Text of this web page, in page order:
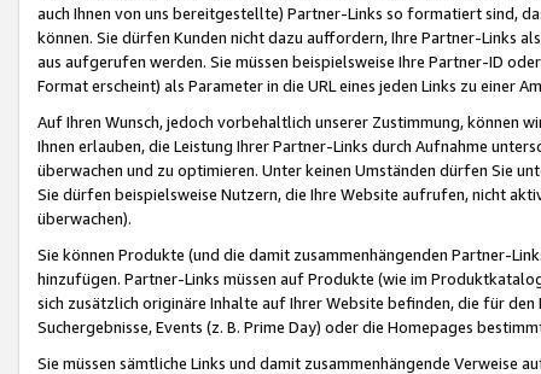
auch Ihnen von uns bereitgestellte) Partner-Links so formatiert sind,
können. Sie dürfen Kunden nicht dazu auffordern, Ihre Partner-Links
aus aufgerufen werden. Sie müssen beispielsweise Ihre Partner-ID
Format erscheint) als Parameter in die URL eines jeden Links zu einer
Auf Ihren Wunsch, jedoch vorbehaltlich unserer Zustimmung, können
Ihnen erlauben, die Leistung Ihrer Partner-Links durch Aufnahme
überwachen und zu optimieren. Unter keinen Umständen dürfen Sie
Sie dürfen beispielsweise Nutzern, die Ihre Website aufrufen, nicht
überwachen).
Sie können Produkte (und die damit zusammenhängenden Partner-
hinzufügen. Partner-Links müssen auf Produkte (wie im
sich zusätzlich originäre Inhalte auf Ihrer Website befinden, die für
Suchergebnisse, Events (z. B. Prime Day) oder die Homepages
Sie müssen sämtliche Links und damit zusammenhängende